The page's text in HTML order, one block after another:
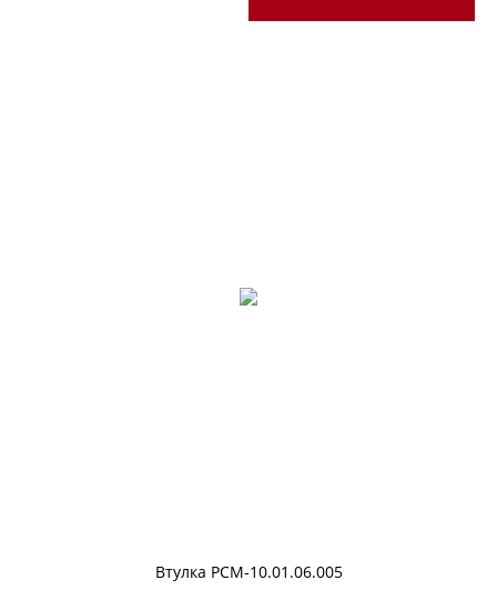
Втулка РСМ-10.01.06.005